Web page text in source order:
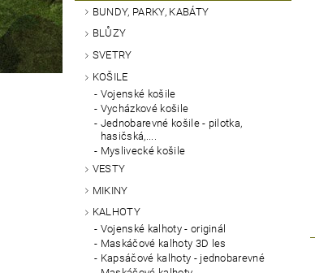
BUNDY, PARKY, KABÁTY
BLŮZY
SVETRY
KOŠILE
Vojenské košile
Vycházkové košile
Jednobarevné košile - pilotka,
hasičská,....
Myslivecké košile
VESTY
MIKINY
KALHOTY
Vojenské kalhoty - originál
Maskáčové kalhoty 3D les
Kapsáčové kalhoty - jednobarevné